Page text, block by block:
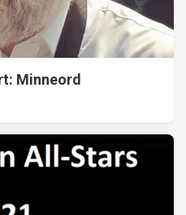
Minneord